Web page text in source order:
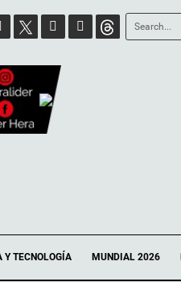
Y TECNOLOGÍA MUNDIAL 2026